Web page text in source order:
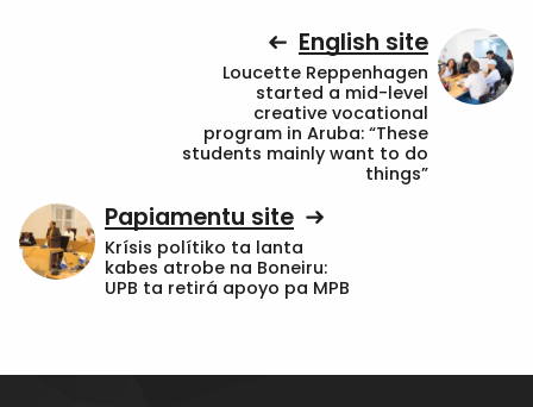
English site
Loucette Reppenhagen
started a mid-level
creative vocational
program in Aruba: “These
students mainly want to do
things”
Papiamentu site
Krísis polítiko ta lanta
kabes atrobe na Boneiru:
UPB ta retirá apoyo pa MPB